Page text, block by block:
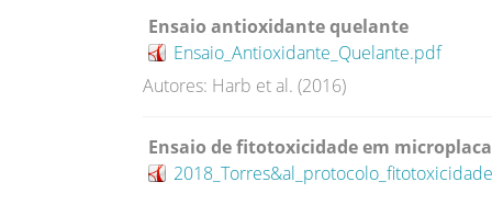
Ensaio antioxidante quelante
Ensaio_Antioxidante_Quelante.pdf
Autores: Harb et al. (2016)
Ensaio de fitotoxicidade em microplaca